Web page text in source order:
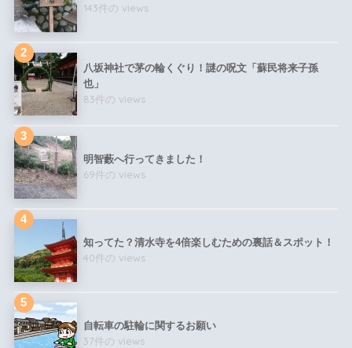
143件の views
八坂神社で茅の輪くぐり！謎の呪文「蘇民将来子孫
也」
83件の views
明智藪へ行ってきました！
69件の views
知ってた？清水寺を4倍楽しむための裏話＆スポット！
40件の views
自転車の駐輪に関するお願い
37件の views